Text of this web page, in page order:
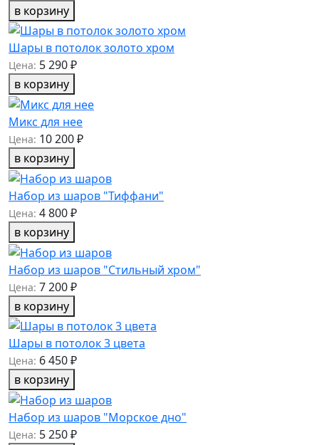
в корзину
Шары в потолок золото хром
Цена: 5 290 ₽
в корзину
Микс для нее
Цена: 10 200 ₽
в корзину
Набор из шаров "Тиффани"
Цена: 4 800 ₽
в корзину
Набор из шаров "Стильный хром"
Цена: 7 200 ₽
в корзину
Шары в потолок 3 цвета
Цена: 6 450 ₽
в корзину
Набор из шаров "Морское дно"
Цена: 5 250 ₽